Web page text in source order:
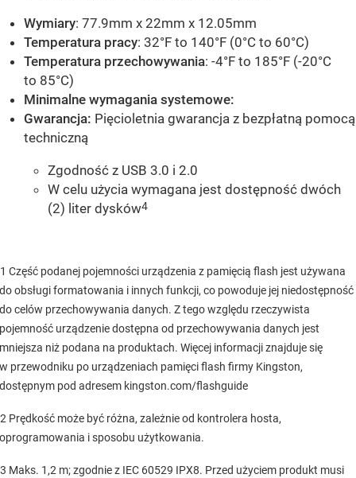
Wymiary: 77.9mm x 22mm x 12.05mm
Temperatura pracy: 32°F to 140°F (0°C to 60°C)
Temperatura przechowywania: -4°F to 185°F (-20°C
to 85°C)
Minimalne wymagania systemowe:
Gwarancja: Pięcioletnia gwarancja z bezpłatną pomocą
techniczną
Zgodność z USB 3.0 i 2.0
W celu użycia wymagana jest dostępność dwóch
(2) liter dysków4
1 Część podanej pojemności urządzenia z pamięcią flash jest używana
do obsługi formatowania i innych funkcji, co powoduje jej niedostępność
do celów przechowywania danych. Z tego względu rzeczywista
pojemność urządzenie dostępna od przechowywania danych jest
mniejsza niż podana na produktach. Więcej informacji znajduje się
w przewodniku po urządzeniach pamięci flash firmy Kingston,
dostępnym pod adresem kingston.com/flashguide
2 Prędkość może być różna, zależnie od kontrolera hosta,
oprogramowania i sposobu użytkowania.
3 Maks. 1,2 m; zgodnie z IEC 60529 IPX8. Przed użyciem produkt musi